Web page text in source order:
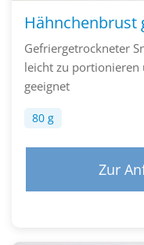
Gefriergetrockneter
leicht zu portionieren
geeignet
80 g
Zur